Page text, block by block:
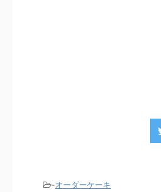
-オーダーケーキ